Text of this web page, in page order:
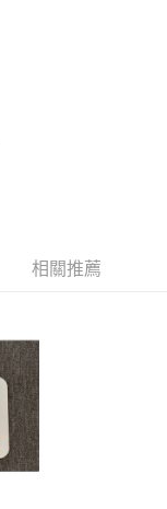
「AFTEE先享後付」
帳。
，可透過四大超商／
成。
要取消訂單，請聯絡
，需透過AFTEE先享
顯示為準，若有關於
相關推薦